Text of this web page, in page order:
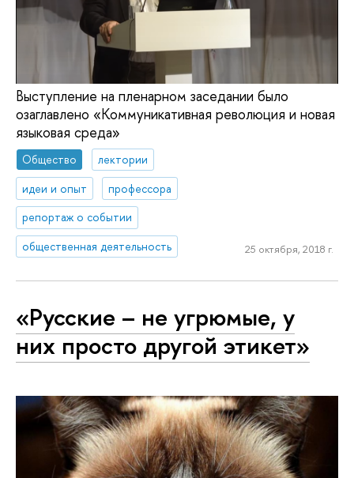
Выступление на пленарном заседании было
озаглавлено «Коммуникативная революция и новая
языковая среда»
Общество
лектории
идеи и опыт
профессора
репортаж о событии
общественная деятельность
25 октября, 2018 г.
«Русские – не угрюмые, у
них просто другой этикет»